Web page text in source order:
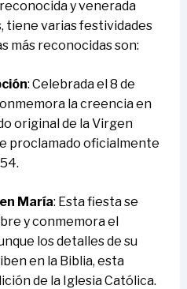
y venerada
tiene varias festividades
más reconocidas son:
: Celebrada el 8 de
la creencia en
original de la Virgen
proclamado oficialmente
María: Esta fiesta se
y conmemora el
los detalles de su
en la Biblia, esta
de la Iglesia Católica.